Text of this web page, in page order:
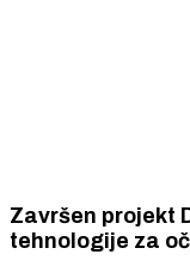
Završen projekt
tehnologije za